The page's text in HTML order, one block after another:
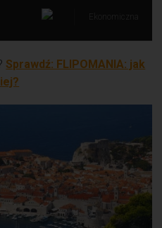
Sprawdź: FLIPOMANIA: jak